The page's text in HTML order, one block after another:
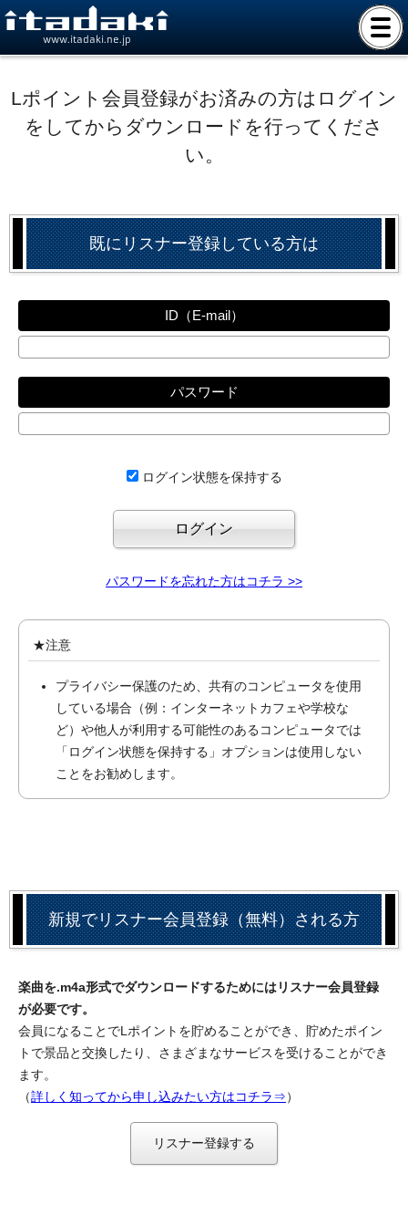
www.itadaki.ne.jp
Lポイント会員登録がお済みの方はログイン
をしてからダウンロードを行ってくださ
い。
既にリスナー登録している方は
ID（E-mail）
パスワード
ログイン状態を保持する
パスワードを忘れた方はコチラ >>
★注意
プライバシー保護のため、共有のコンピュータを使用
している場合（例：インターネットカフェや学校な
ど）や他人が利用する可能性のあるコンピュータでは
「ログイン状態を保持する」オプションは使用しない
ことをお勧めします。
新規でリスナー会員登録（無料）される方
楽曲を.m4a形式でダウンロードするためにはリスナー会員登録
が必要です。
会員になることでLポイントを貯めることができ、貯めたポイン
トで景品と交換したり、さまざまなサービスを受けることができ
ます。
（詳しく知ってから申し込みたい方はコチラ⇒）
リスナー登録する